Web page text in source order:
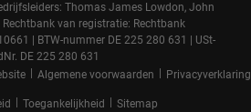
Thomas James Lowdon, John
van registratie: Rechtbank
| BTW-nummer DE 225 280 631 | USt-
DE 225 280 631
Algemene voorwaarden Privacyverklaring
Toegankelijkheid Sitemap